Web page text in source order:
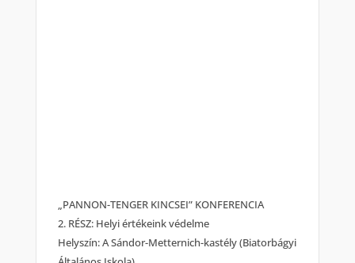
„PANNON-TENGER KINCSEI” KONFERENCIA
2. RÉSZ: Helyi értékeink védelme
Helyszín: A Sándor-Metternich-kastély (Biatorbágyi